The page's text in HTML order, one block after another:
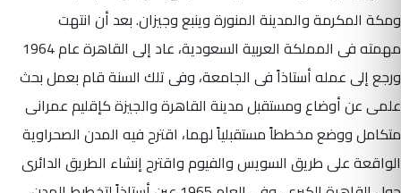
ومكة المكرمة والمدينة المنورة وينبع وجيزان. بعد أن انتهت
مهمته فى المملكة العربية السعودية، عاد إلى القاهرة عام 1964
ورجع إلى عمله أستاذاً فى الجامعة، وفى تلك السنة قام بعمل بحث
علمى عن أوضاع ومستقبل مدينة القاهرة والجيزة كإقليم عمرانى
متكامل ووضع مخططاً مستقبلياً لهما، اقترح فيه المدن الصحراوية
الواقعة على طريق السويس والفيوم واقترح إنشاء الطريق الدائرى